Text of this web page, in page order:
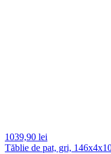
1039,90 lei
Tăblie de pat, gri,